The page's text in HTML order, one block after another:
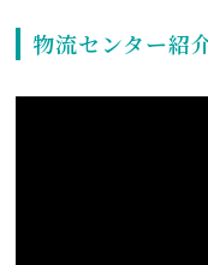
物流センター紹